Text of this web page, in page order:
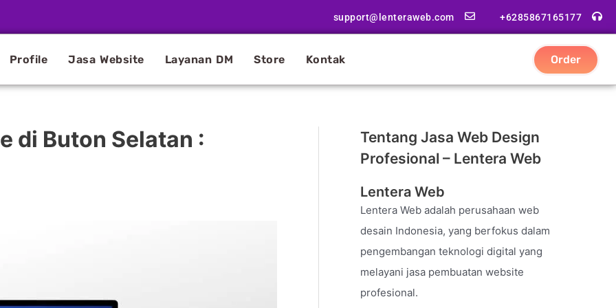
support@lenteraweb.com +6285867165177
Profile Jasa Website Layanan DM Store Kontak Order
di Buton Selatan :
Tentang Jasa Web Design
Profesional – Lentera Web
Lentera Web
Lentera Web adalah perusahaan web
desain Indonesia, yang berfokus dalam
pengembangan teknologi digital yang
melayani jasa pembuatan website
profesional.